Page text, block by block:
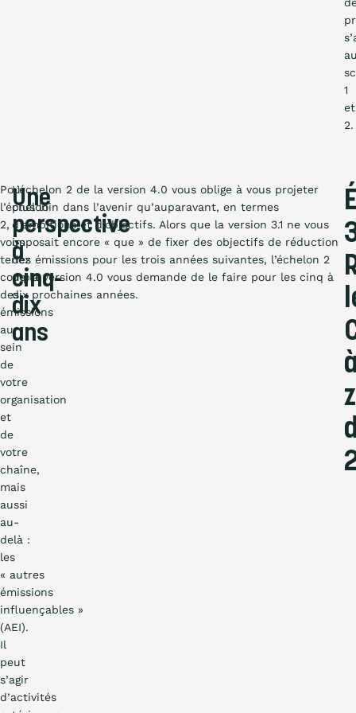
1
et
2.
Pour
l’échelon
2,
vous
tenez
compte
des
émissions
au
sein
de
votre
organisation
et
de
votre
chaîne,
mais
aussi
au-
delà :
les
« autres
émissions
influençables »
(AEI).
Il
peut
s’agir
d’activités
Une
perspective
à
cinq-
dix
ans
L’échelon 2 de la version 4.0 vous oblige à vous projeter
plus loin dans l’avenir qu’auparavant, en termes
d’ambitions et d’objectifs. Alors que la version 3.1 ne vous
imposait encore « que » de fixer des objectifs de réduction
des émissions pour les trois années suivantes, l’échelon 2
de la version 4.0 vous demande de le faire pour les cinq à
dix prochaines années.